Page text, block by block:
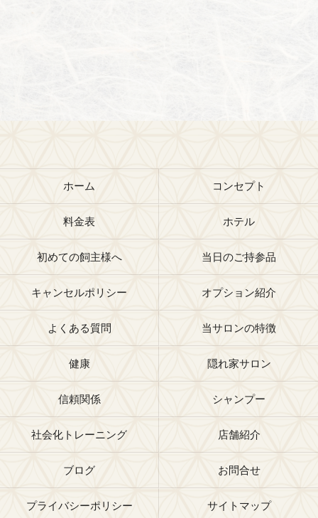
ホーム コンセプト
料金表 ホテル
初めての飼主様へ 当日のご持参品
キャンセルポリシー オプション紹介
よくある質問 当サロンの特徴
健康 隠れ家サロン
信頼関係 シャンプー
社会化トレーニング 店舗紹介
ブログ お問合せ
プライバシーポリシー サイトマップ